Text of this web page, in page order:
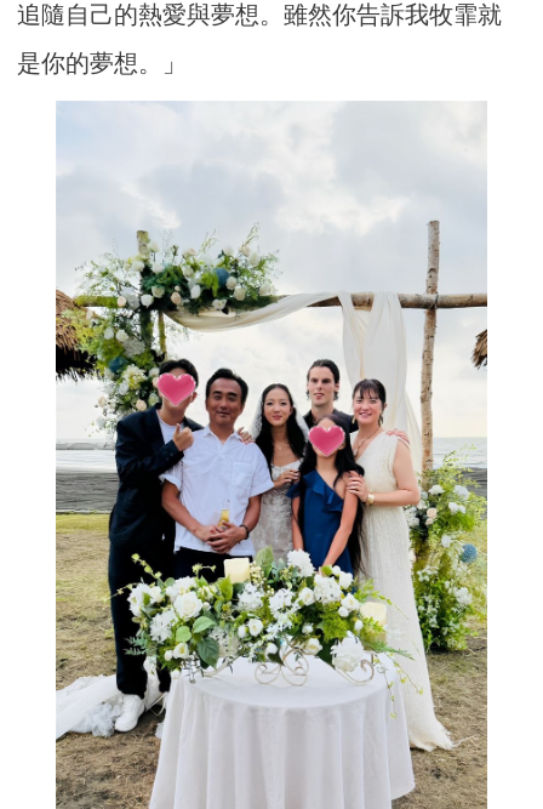
追隨自己的熱愛與夢想。雖然你告訴我牧霏就
是你的夢想。」